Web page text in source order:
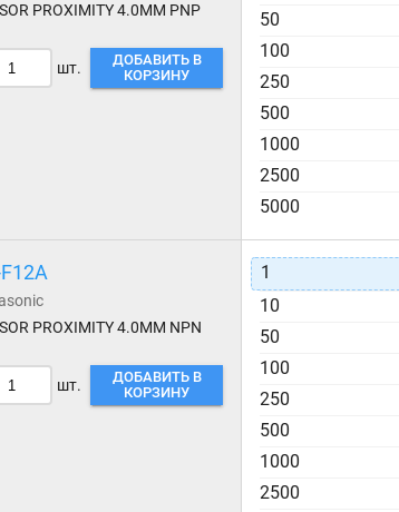
PROXIMITY 4.0MM PNP
шт.
ДОБАВИТЬ В
КОРЗИНУ
PROXIMITY 4.0MM NPN
шт.
ДОБАВИТЬ В
КОРЗИНУ
50
100
250
500
1000
2500
5000
1
10
50
100
250
500
1000
2500